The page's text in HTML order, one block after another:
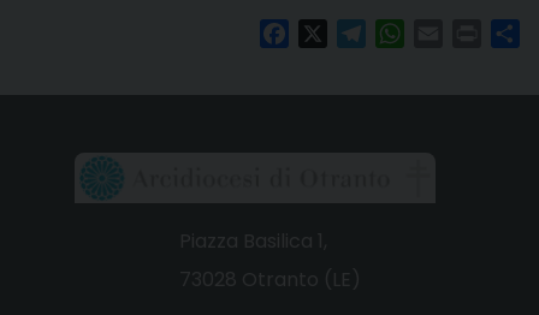
FacebookTelegramWhatsAppPrint